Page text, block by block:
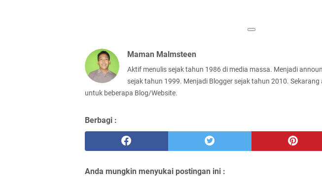
Maman Malmsteen
Aktif menulis sejak tahun 1986 di media massa. Menjadi
sejak tahun 1999. Menjadi Blogger sejak tahun 2010.
untuk beberapa Blog/Website.
Berbagi :
Anda mungkin menyukai postingan ini :